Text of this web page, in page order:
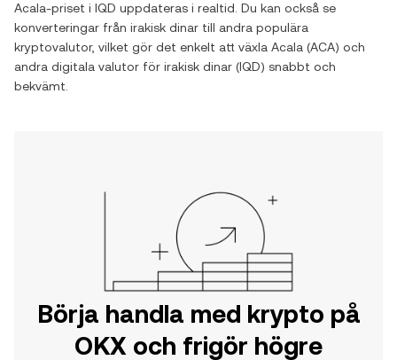
Acala-priset i IQD uppdateras i realtid. Du kan också se
konverteringar från irakisk dinar till andra populära
kryptovalutor, vilket gör det enkelt att växla Acala (ACA) och
andra digitala valutor för irakisk dinar (IQD) snabbt och
bekvämt.
Börja handla med krypto på
OKX och frigör högre